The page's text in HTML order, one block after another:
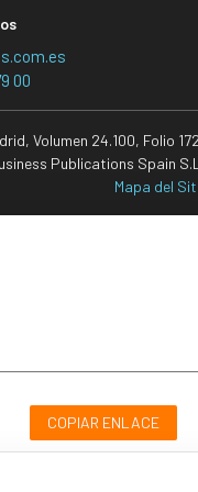
00
Volumen 24.100, Folio
Publications Spain
Mapa del
COPIAR ENLACE